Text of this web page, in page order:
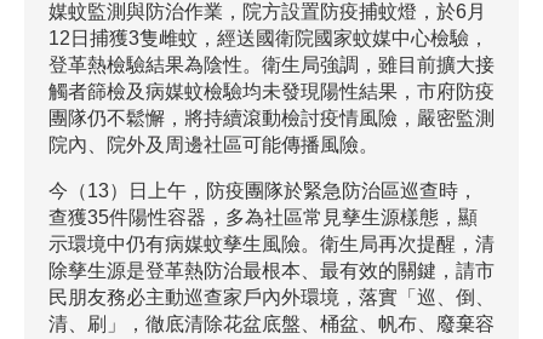
媒蚊監測與防治作業，院方設置防疫捕蚊燈，於6月
12日捕獲3隻雌蚊，經送國衛院國家蚊媒中心檢驗，
登革熱檢驗結果為陰性。衛生局強調，雖目前擴大接
觸者篩檢及病媒蚊檢驗均未發現陽性結果，市府防疫
團隊仍不鬆懈，將持續滾動檢討疫情風險，嚴密監測
院內、院外及周邊社區可能傳播風險。
今（13）日上午，防疫團隊於緊急防治區巡查時，
查獲35件陽性容器，多為社區常見孳生源樣態，顯
示環境中仍有病媒蚊孳生風險。衛生局再次提醒，清
除孳生源是登革熱防治最根本、最有效的關鍵，請市
民朋友務必主動巡查家戶內外環境，落實「巡、倒、
清、刷」，徹底清除花盆底盤、桶盆、帆布、廢棄容